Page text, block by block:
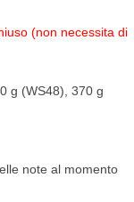
(non necessita di
g (WS48), 370 g
note al momento